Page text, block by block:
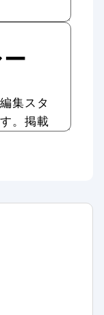
集スタ
。掲載
の記
場合が
、また
いたり
または